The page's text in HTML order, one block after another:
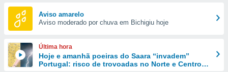
e
forma
digital
Aviso amarelo
Aviso moderado por chuva em Bichigiu hoje
Última hora
Hoje e amanhã poeiras do Saara “invadem”
Portugal: risco de trovoadas no Norte e Centro